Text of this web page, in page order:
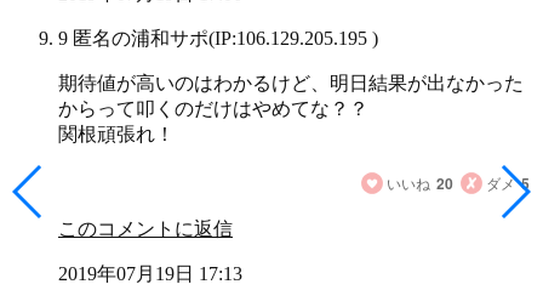
9 匿名の浦和サポ(IP:106.129.205.195 )
期待値が高いのはわかるけど、明日結果が出なかった
からって叩くのだけはやめてな？？
関根頑張れ！
いいね 20 ダメ 5
このコメントに返信
2019年07月19日 17:13